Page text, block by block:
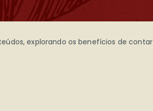
explorando os benefícios de contar